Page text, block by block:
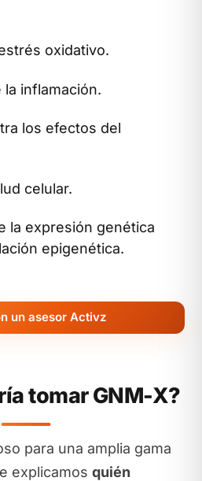
oxidativo.
la inflamación.
los efectos del
celular.
la expresión genética
epigenética.
un asesor Activz
tomar GNM-X?
para una amplia gama
explicamos quién